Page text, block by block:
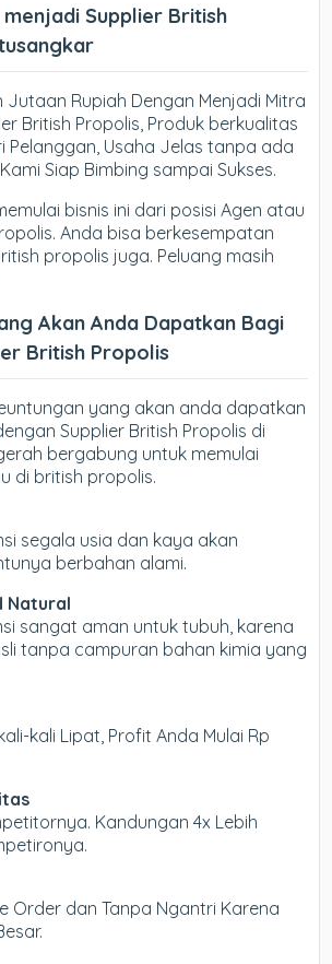
menjadi Supplier British
Jutaan Rupiah Dengan Menjadi Mitra
British Propolis, Produk berkualitas
Pelanggan, Usaha Jelas tanpa ada
Siap Bimbing sampai Sukses.
bisnis ini dari posisi Agen atau
Anda bisa berkesempatan
propolis juga. Peluang masih
Akan Anda Dapatkan Bagi
British Propolis
yang akan anda dapatkan
Supplier British Propolis di
bergabung untuk memulai
di british propolis.
segala usia dan kaya akan
berbahan alami.
Natural
sangat aman untuk tubuh, karena
tanpa campuran bahan kimia yang
kali Lipat, Profit Anda Mulai Rp
Kandungan 4x Lebih
Order dan Tanpa Ngantri Karena